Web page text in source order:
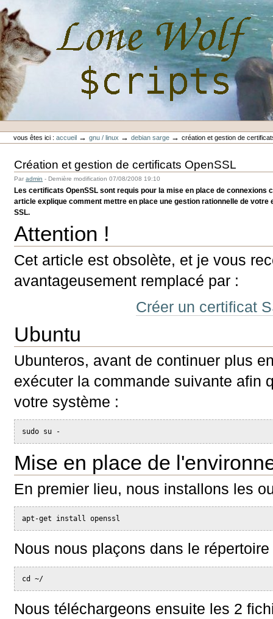
au
contenu.
Aller
à
la
navigation
Outils
personnels
vous êtes ici : accueil →gnu / linux →debian sarge →création et gestion de
Création et gestion de certificats OpenSSL
Paradmin - Dernière modification 07/08/2008 19:10
Les certificats OpenSSL sont requis pour la mise en place de connexions
article explique comment mettre en place une gestion rationnelle de votre
SSL.
Attention !
Cet article est obsolète, et je vous
avantageusement remplacé par :
Créer un certificat
Ubuntu
Ubunteros, avant de continuer plus
exécuter la commande suivante afin
votre système :
sudo su -
Mise en place de
En premier lieu, nous installons les
apt-get install openssl
Nous nous plaçons dans le
cd ~/
Nous téléchargeons ensuite les 2